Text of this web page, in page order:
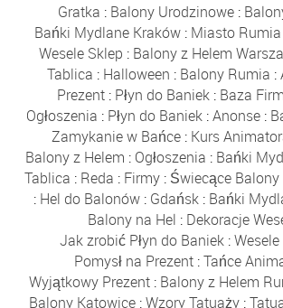
Gratka : Balony Urodzinowe:
Bańki Mydlane Kraków : Miasto Rumia
Wesele Sklep : Balony z Helem
Tablica : Halloween : Balony Rumia :
Prezent : Płyn do Baniek : Baza Firm
Ogłoszenia : Płyn do Baniek :Anonse :
Zamykanie w Bańce : Kurs
Balony z Helem : Ogłoszenia : Bańki
Tablica : Reda : Firmy: Świecące Balony
: Hel do Balonów: Gdańsk: Bańki
Balony na Hel : Dekoracje
Jak zrobić Płyn do Baniek:Wesele
Pomysł na Prezent :Tańce
Wyjątkowy Prezent: Balony z Helem
Balony Katowice:Wzory Tatuaży: